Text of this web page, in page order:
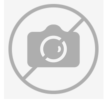
избранное